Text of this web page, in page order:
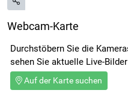
Webcam-Karte
Durchstöbern Sie die
sehen Sie aktuelle Live-
Auf der Karte suchen